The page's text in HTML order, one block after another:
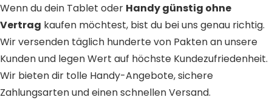
Wenn du dein Tablet oder Handy günstig ohne
Vertrag kaufen möchtest, bist du bei uns genau richtig.
Wir versenden täglich hunderte von Pakten an unsere
Kunden und legen Wert auf höchste Kundezufriedenheit.
Wir bieten dir tolle Handy-Angebote, sichere
Zahlungsarten und einen schnellen Versand.